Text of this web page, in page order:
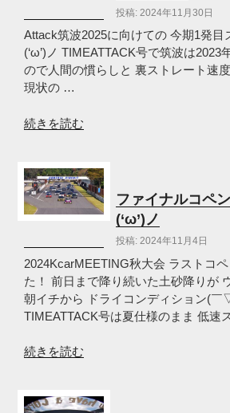
お
願
い
し
ま
(‘ω’)
投稿: 2024年11月30日
Attack筑波2025に向けての 今期1発
(‘ω’)ノ TIMEATTACK号で筑波は2023
ので人間の慣らしと 裏ストレート速
現状の …
“TIMEATTACK
久
し
ぶ
の
筑
波！
(‘ω’)
ノ”
続きを読む
ファイナルコペ
(‘ω’)ノ
投稿: 2024年11月4日
2024KcarMEETING秋大会 ラストコ
た！ 前日まで降り続いた土砂降りが
朝イチから ドライコンディション(￣
TIMEATTACK号は夏仕様のまま 低速
“フ
ナ
続きを読む